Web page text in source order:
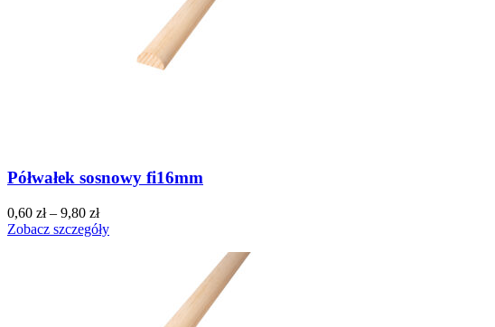
Półwałek sosnowy fi16mm
0,60 zł– 9,80 zł
Zobacz szczegóły